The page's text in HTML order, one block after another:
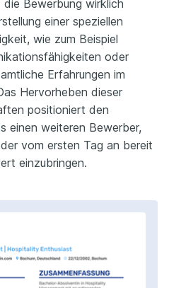
die Bewerbung wirklich
einer speziellen
wie zum Beispiel
oder
Erfahrungen im
Hervorheben dieser
positioniert den
einen weiteren Bewerber,
vom ersten Tag an bereit
einzubringen.